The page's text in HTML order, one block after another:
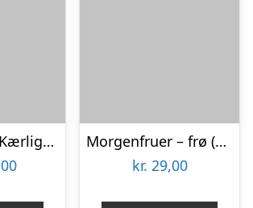
Humlebiens Kærlighed – Blomsterfrø 30m2
Morgenfruer – frø (øko)
kr. 29,00